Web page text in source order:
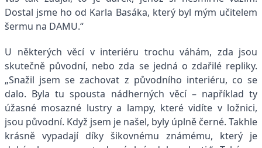
Dostal jsme ho od Karla Basáka, který byl mým učitelem
šermu na DAMU.“
U některých věcí v interiéru trochu váhám, zda jsou
skutečně původní, nebo zda se jedná o zdařilé repliky.
„Snažil jsem se zachovat z původního interiéru, co se
dalo. Byla tu spousta nádherných věcí – například ty
úžasné mosazné lustry a lampy, které vidíte v ložnici,
jsou původní. Když jsem je našel, byly úplně černé. Takhle
krásně vypadají díky šikovnému známému, který je